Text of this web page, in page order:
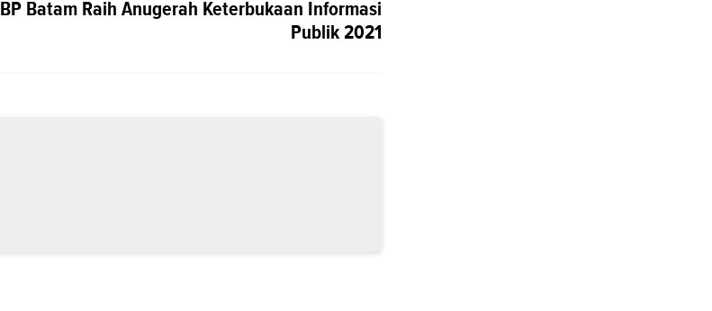
BP Batam Raih Anugerah Keterbukaan Informasi
Publik 2021